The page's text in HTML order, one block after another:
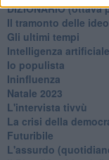
​DIZIONARIO
Il tramonto delle
Gli ultimi tempi
Intelligenza
Io populista
Ininfluenza
Natale 2023
L'intervista tivvù
La crisi della
Futuribile
L'assurdo